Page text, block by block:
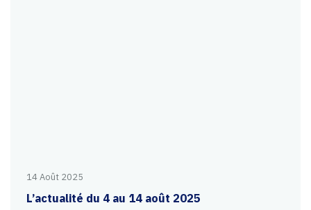
14 Août 2025
L’actualité du 4 au 14 août 2025